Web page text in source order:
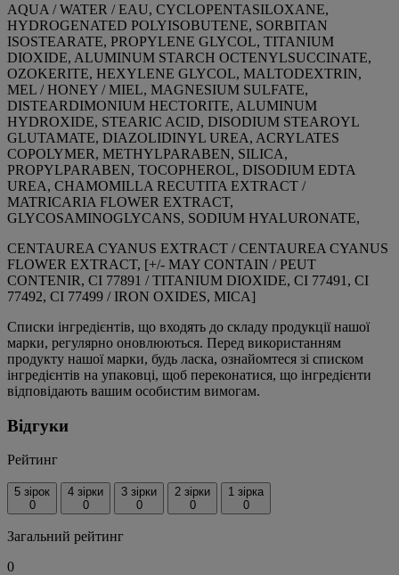
AQUA / WATER / EAU, CYCLOPENTASILOXANE,
HYDROGENATED POLYISOBUTENE, SORBITAN
ISOSTEARATE, PROPYLENE GLYCOL, TITANIUM
DIOXIDE, ALUMINUM STARCH OCTENYLSUCCINATE,
OZOKERITE, HEXYLENE GLYCOL, MALTODEXTRIN,
MEL / HONEY / MIEL, MAGNESIUM SULFATE,
DISTEARDIMONIUM HECTORITE, ALUMINUM
HYDROXIDE, STEARIC ACID, DISODIUM STEAROYL
GLUTAMATE, DIAZOLIDINYL UREA, ACRYLATES
COPOLYMER, METHYLPARABEN, SILICA,
PROPYLPARABEN, TOCOPHEROL, DISODIUM EDTA
UREA, CHAMOMILLA RECUTITA EXTRACT /
MATRICARIA FLOWER EXTRACT,
GLYCOSAMINOGLYCANS, SODIUM HYALURONATE,
CENTAUREA CYANUS EXTRACT / CENTAUREA CYANUS
FLOWER EXTRACT, [+/- MAY CONTAIN / PEUT
CONTENIR, CI 77891 / TITANIUM DIOXIDE, CI 77491, CI
77492, CI 77499 / IRON OXIDES, MICA]
Списки інгредієнтів, що входять до складу продукції нашої
марки, регулярно оновлюються. Перед використанням
продукту нашої марки, будь ласка, ознайомтеся зі списком
інгредієнтів на упаковці, щоб переконатися, що інгредієнти
відповідають вашим особистим вимогам.
Відгуки
Рейтинг
5 зірок
0
4 зірки
0
3 зірки
0
2 зірки
0
1 зірка
0
Загальний рейтинг
0